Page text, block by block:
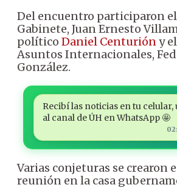
Del encuentro participaron
Gabinete, Juan Ernesto
político Daniel Centurióny
Asuntos Internacionales,
González.
Recibí las noticias en tu celular,
al canal de ÚH en WhatsApp 🤩
Varias conjeturas se crearon
reunión en la casa